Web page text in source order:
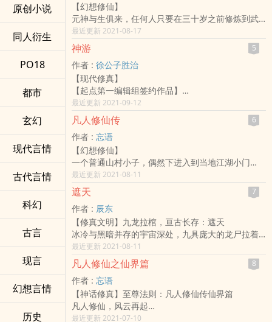
原创小说
同人衍生
PO18
都市
玄幻
现代言情
古代言情
科幻
古言
现言
幻想言情
历史
【幻想修仙】
元神与生俱来，任何人只要在三十岁之前修炼到武
道先天的境界，元神足够强大，便可以沟通诸天，
获得天道认可，得到天道的传承。天道会赐下一座
玉楼或者宝塔，塔中有相应的修炼心法和巫法！做
到这一步的人便是巫士，神通广大，超凡脱俗！
叶旭一出生体内便有一座神秘的玉楼，带着这座奇
特的玉楼，他修成武道先天，以武入巫，以巫入
道，终于走上独步天下的道路！
巫道境界，三元境（培元，固元，融元）三真境
（真元，皓月，混元）三丹境（丹鼎、幻丹、元
丹）三胎境（膜胎、幻胎、元胎）三阳境（身阳、
纯阳、阳神）三神境（化神，元神，合体）三相境
（法相，地相，天相）三不灭境（肉身不灭，元神
不灭，天地法相不灭）三皇境（人皇、巫皇、圣
皇）三神王境（巫祖、神王、帝君）
最近更新 2021-08-17
神游 5
作者 : 徐公子胜治
【现代修真】
【起点第一编辑组签约作品】
我有书半卷，逍遥曰化形。
挥请仙佛退，送与鬼神听。
副墨闻于讴，参寥传玄冥。
一指掩天地，齐物自忘情。
——
面对文学与传说中的玄幻纷呈时，你是否也梦想拥
有这份神奇的精彩人生？其实不必去遐想仙界与异
星，玄妙的世界就在你我的身边，身心境界可以延
伸到的极致之处。
这世上真有异人吗？真有神迹吗？——梦境可以化
实！妄想可以归真！
一位市井中懵懂少年是如何成为世间仙侠，又如何
遭遇红尘情痴？请舒展心灵的触角来《神游》。
——阅读提示：本书主角是风君子！——
感谢诸位订阅与投票，也欢迎大家支持我的另两部
作品《鬼股》（书号66947）、《人欲》（书号
145374）。
论坛网址：0days/sybbs
最近更新 2021-09-12
凡人修仙传 6
作者 : 忘语
【幻想修仙】
一个普通山村小子，偶然下进入到当地江湖小门
派，成了一名记名弟子。他以这样身份，如何在门
派中立足,如何以平庸的资质进入到修仙者的行列，
从而笑傲三界之中！
诸位道友，忘语新书《大梦主》，经在起点中文网
上传了，欢迎大家继续支持哦！
最近更新 2021-08-11
遮天 7
作者 : 辰东
【修真文明】九龙拉棺，亘古长存：遮天
冰冷与黑暗并存的宇宙深处，九具庞大的龙尸拉着
一口青铜古棺，亘古长存。这是太空探测器在枯寂
的宇宙中捕捉到的一幅极其震撼的画面。九龙拉
棺，究竟是回到了上古，还是来到了星空的彼岸？
一个浩大的仙侠世界，光怪陆离，神秘无尽。热血
似火山沸腾，激情若瀚海汹涌，欲望如深渊无止
境……登天路，踏歌行，弹指遮天。
最近更新 2021-08-11
凡人修仙之仙界篇 8
作者 : 忘语
【神话修真】至尊法则：凡人修仙传仙界篇
凡人修仙，风云再起
时空穿梭，轮回逆转
最近更新 2021-07-10